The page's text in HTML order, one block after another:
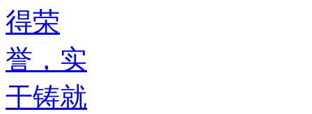
得荣
誉，实
干铸就